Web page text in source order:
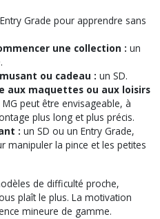
Grade pour apprendre sans
une collection : un
ou cadeau : un SD.
aux maquettes ou aux loisirs
peut être envisageable, à
plus long et plus précis.
: un SD ou un Entry Grade,
manipuler la pince et les petites
de difficulté proche,
plaît le plus. La motivation
mineure de gamme.